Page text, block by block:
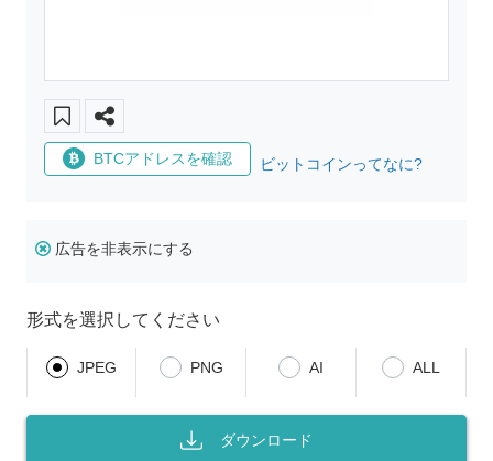
BTCアドレスを確認 ビットコインってなに?
広告を非表示にする
形式を選択してください
JPEG PNG AI ALL
ダウンロード